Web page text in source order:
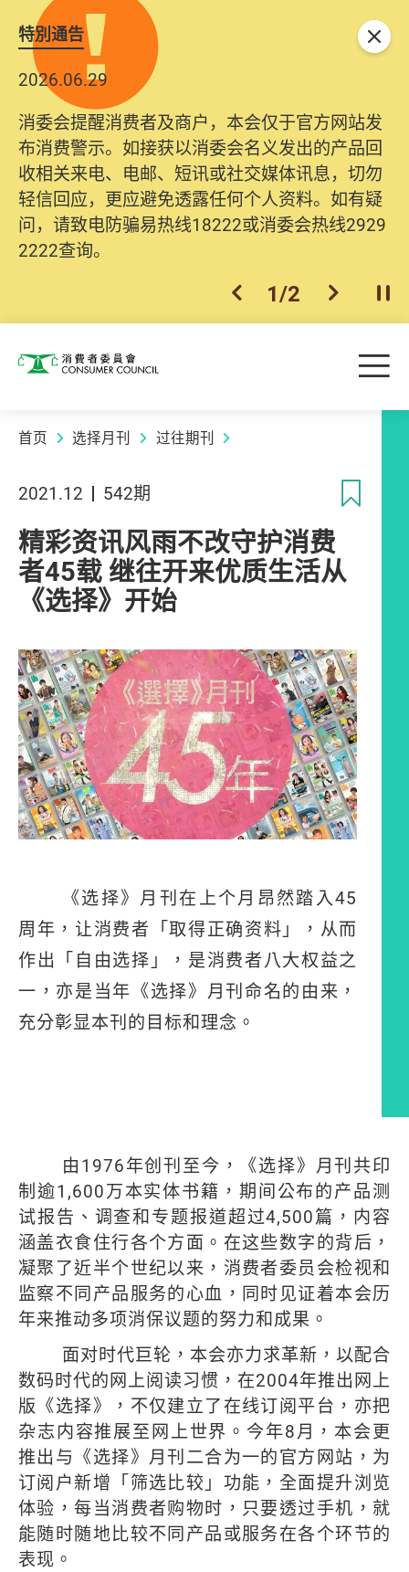
特別通告
2026.06.29
消委会提醒消费者及商户，本会仅于官方网站发
布消费警示。如接获以消委会名义发出的产品回
收相关来电、电邮、短讯或社交媒体讯息，切勿
轻信回应，更应避免透露任何个人资料。如有疑
问，请致电防骗易热线18222或消委会热线2929
2222查询。
上一个
1/2 下一个开
关闭
消费者委员会 目
首页 选择月刊 过往期刊
2021.12 542期
精彩资讯风雨不改守护消费
者45载 继往开来优质生活从
《选择》开始
《选择》月刊在上个月昂然踏入45
周年，让消费者「取得正确资料」，从而
作出「自由选择」，是消费者八大权益之
一，亦是当年《选择》月刊命名的由来，
充分彰显本刊的目标和理念。
由1976年创刊至今，《选择》月刊共印
制逾1,600万本实体书籍，期间公布的产品测
试报告、调查和专题报道超过4,500篇，内容
涵盖衣食住行各个方面。在这些数字的背后，
凝聚了近半个世纪以来，消费者委员会检视和
监察不同产品服务的心血，同时见证着本会历
年来推动多项消保议题的努力和成果。
面对时代巨轮，本会亦力求革新，以配合
数码时代的网上阅读习惯，在2004年推出网上
版《选择》，不仅建立了在线订阅平台，亦把
杂志内容推展至网上世界。今年8月，本会更
推出与《选择》月刊二合为一的官方网站，为
订阅户新增「筛选比较」功能，全面提升浏览
体验，每当消费者购物时，只要透过手机，就
能随时随地比较不同产品或服务在各个环节的
表现。